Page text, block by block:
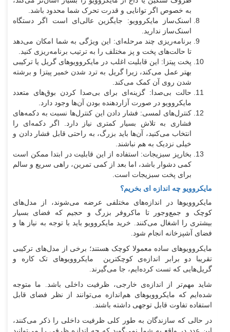
به خصوص اگر توانایی و قدرت تحرک شما محدود باشد.
اسنک‌ساز مایکروویو: جایگزین عالی‌ای است اگر دستگاه
اسنک‌ساز ندارید.
برنامه‌ریزی چند مرحله‌ای: این ویژگی به شما امکان می‌دهد
تا حالت‌های پخت ‌و پز مختلف را به ترتیب برنامه‌ریزی کنید.
پخت پیتزا: این قابلیت اغلب در مایکروویوهای گریل یا ترکیبی
بهتر عمل می‌کند، زیرا گریل به ترد شدن خمیر پیتزا و برشته
شدن روی آن کمک می‌کند.
حالت بی‌صدا: گزینه‌ای برای بی‌صدا کردن بوق‌های متعدد
مایکروویو در صورت آزاردهنده بودن آن‌ها وجود دارد.
کنترل‌های لمسی: فشار دادن این کنترل‌ها نسبت به دکمه‌های
فشاری به تلاش بسیار کمتری نیاز دارد. اگر دکمه‌ای را
انتخاب می‌کنید، آن‌ها باید بزرگ، به راحتی قابل فشار دادن و
خیلی نزدیک به هم نباشند.
بخارپز سبزیجات: استفاده از این قابلیت در ابتدا ممکن است
کمی دشوار باشد، اما بعد از کمی تمرین، راهی سریع و سالم
برای پخت سبزیجات است.
مایکروویو چه اندازه ای بخریم؟
مایکروویوها در اندازه‌های مختلفی عرضه می‌شوند، از مدل‌های
کوچک و جمع‌وجور تا ماکروفر بزرگ و حجیم که فضای بسیار
بیشتری را اشغال می‌کنند. خرید مایکروویو باید با توجه به نیاز ها و
فضای آشپزخانه انجام شود.
مایکروویوهای ساده معمولا کوچک هستند؛ برخی از مدل‌های ترکیبی
تقریبا دو برابر اندازه‌ی کوچکترین مایکروویوهای تک‌ کاره و
گریل‌هایی که تست کرده‌ایم، جا می‌گیرند.
شاید مهم‌تر از اندازه‌ی خارجی، ظرفیت داخلی باشد. ما متوجه
شده‌ایم که مایکروویوهای هم‌اندازه می‌توانند از نظر فضای قابل
استفاده تفاوت قابل توجهی داشته باشند.
در حالی که سازندگان به طور کلی ظرفیت داخلی را ذکر می‌کنند،